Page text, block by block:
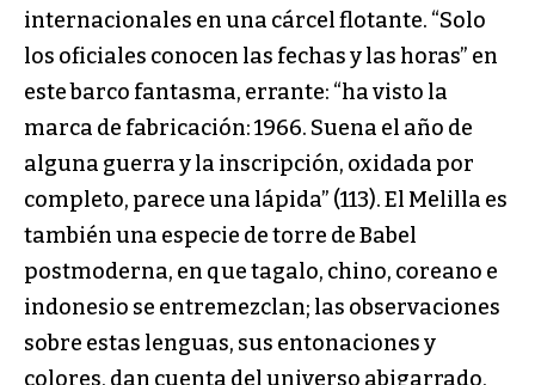
internacionales en una cárcel flotante. “Solo
los oficiales conocen las fechas y las horas” en
este barco fantasma, errante: “ha visto la
marca de fabricación: 1966. Suena el año de
alguna guerra y la inscripción, oxidada por
completo, parece una lápida” (113). El Melilla es
también una especie de torre de Babel
postmoderna, en que tagalo, chino, coreano e
indonesio se entremezclan; las observaciones
sobre estas lenguas, sus entonaciones y
colores, dan cuenta del universo abigarrado,